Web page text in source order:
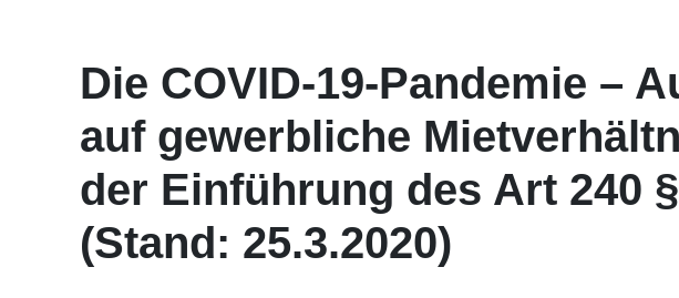
Die COVID-19-Pandemie –
auf gewerbliche
der Einführung des Art 240
(Stand: 25.3.2020)